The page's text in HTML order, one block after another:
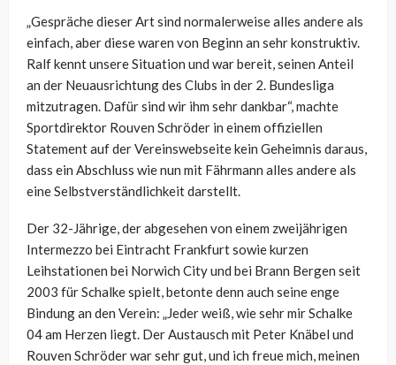
„Gespräche dieser Art sind normalerweise alles andere als
einfach, aber diese waren von Beginn an sehr konstruktiv.
Ralf kennt unsere Situation und war bereit, seinen Anteil
an der Neuausrichtung des Clubs in der 2. Bundesliga
mitzutragen. Dafür sind wir ihm sehr dankbar“, machte
Sportdirektor Rouven Schröder in einem offiziellen
Statement auf der Vereinswebseite kein Geheimnis daraus,
dass ein Abschluss wie nun mit Fährmann alles andere als
eine Selbstverständlichkeit darstellt.
Der 32-Jährige, der abgesehen von einem zweijährigen
Intermezzo bei Eintracht Frankfurt sowie kurzen
Leihstationen bei Norwich City und bei Brann Bergen seit
2003 für Schalke spielt, betonte denn auch seine enge
Bindung an den Verein: „Jeder weiß, wie sehr mir Schalke
04 am Herzen liegt. Der Austausch mit Peter Knäbel und
Rouven Schröder war sehr gut, und ich freue mich, meinen